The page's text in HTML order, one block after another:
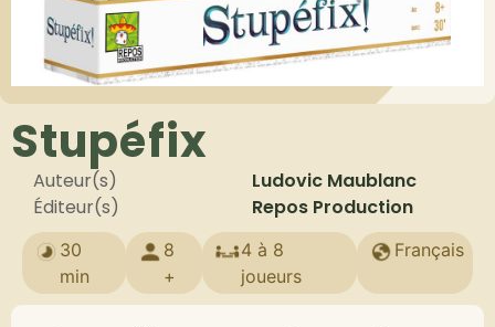
Stupéfix
Auteur(s)
Ludovic Maublanc
Éditeur(s)
Repos Production
30
min
8
+
4 à 8
joueurs
Français